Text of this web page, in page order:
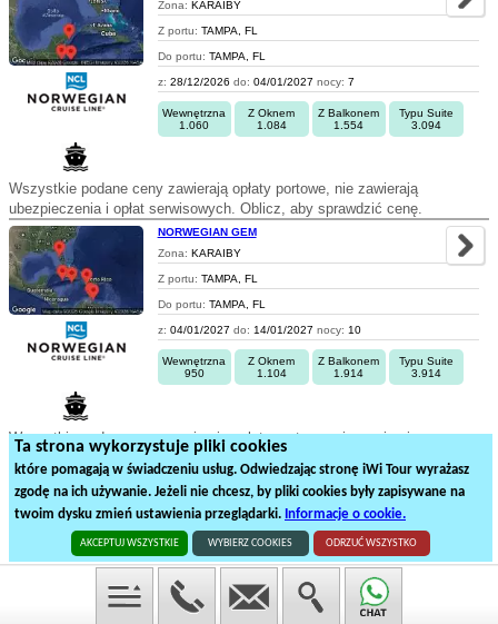
Ta strona wykorzystuje pliki cookies
które pomagają w świadczeniu usług. Odwiedzając stronę iWi Tour wyrażasz
zgodę na ich używanie. Jeżeli nie chcesz, by pliki cookies były zapisywane na
twoim dysku zmień ustawienia przeglądarki. Informacje o cookie.
AKCEPTUJ WSZYSTKIE WYBIERZ COOKIES ODRZUĆ WSZYSTKO
Zona: KARAIBY
Z portu: TAMPA, FL
Do portu: TAMPA, FL
z: 28/12/2026 do: 04/01/2027 nocy: 7
Wewnętrzna
1.060
Z Oknem
1.084
Z Balkonem
1.554
Typu Suite
3.094
Wszystkie podane ceny zawierają opłaty portowe, nie zawierają
ubezpieczenia i opłat serwisowych. Oblicz, aby sprawdzić cenę.
NORWEGIAN GEM
Zona: KARAIBY
Z portu: TAMPA, FL
Do portu: TAMPA, FL
z: 04/01/2027 do: 14/01/2027 nocy: 10
Wewnętrzna
950
Z Oknem
1.104
Z Balkonem
1.914
Typu Suite
3.914
Wszystkie podane ceny zawierają opłaty portowe, nie zawierają
ubezpieczenia i opłat serwisowych. Oblicz, aby sprawdzić cenę.
1 2 3
59rejsów statkiem na3stronach